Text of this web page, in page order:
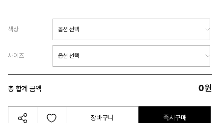
색상
사이즈
총 합계 금액 0원
장바구니 즉시구매